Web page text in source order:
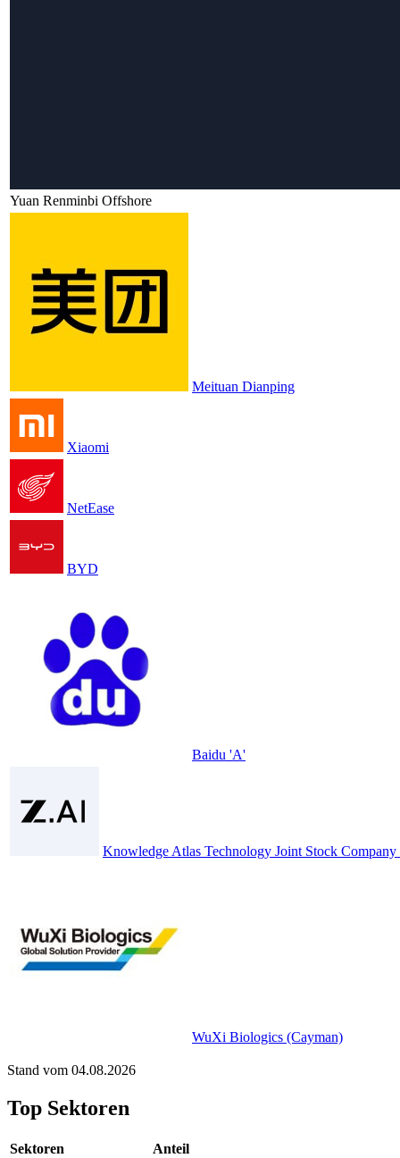
Yuan Renminbi Offshore
Meituan Dianping
Xiaomi
NetEase
BYD
Baidu 'A'
Knowledge Atlas Technology Joint Stock
WuXi Biologics (Cayman)
Stand vom 04.08.2026
Top Sektoren
Sektoren Anteil